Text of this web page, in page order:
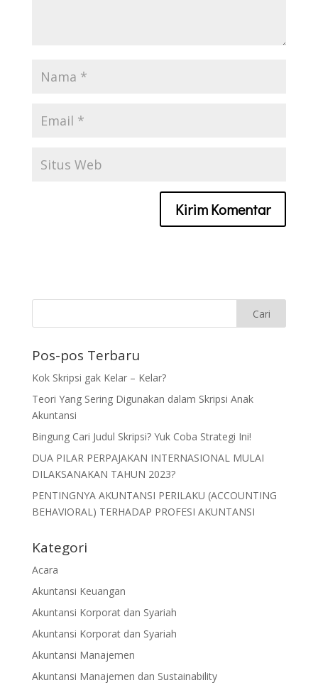
Pos-pos Terbaru
Kok Skripsi gak Kelar – Kelar?
Teori Yang Sering Digunakan dalam Skripsi Anak
Akuntansi
Bingung Cari Judul Skripsi? Yuk Coba Strategi Ini!
DUA PILAR PERPAJAKAN INTERNASIONAL MULAI
DILAKSANAKAN TAHUN 2023?
PENTINGNYA AKUNTANSI PERILAKU (ACCOUNTING
BEHAVIORAL) TERHADAP PROFESI AKUNTANSI
Kategori
Acara
Akuntansi Keuangan
Akuntansi Korporat dan Syariah
Akuntansi Korporat dan Syariah
Akuntansi Manajemen
Akuntansi Manajemen dan Sustainability